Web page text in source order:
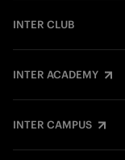
INTER CLUB
INTER ACADEMY
INTER CAMPUS